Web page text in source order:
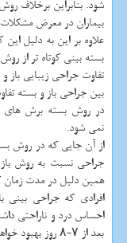
شود. بنابراین برخلاف
بیماران در معرض
علاوه بر این به دلیل
بسته بینی کوتاه تر از
تفاوت جراحی زیبایی باز
بین جراحی باز و بسته
در روش بسته برش های
نمی شود.
از آن جایی که در روش
جراحی نسبت به روش
همین دلیل در مدت زمان
احساس درد و ناراحتی
بعد از ۷-۸ روز بهبود خواهند یافت.